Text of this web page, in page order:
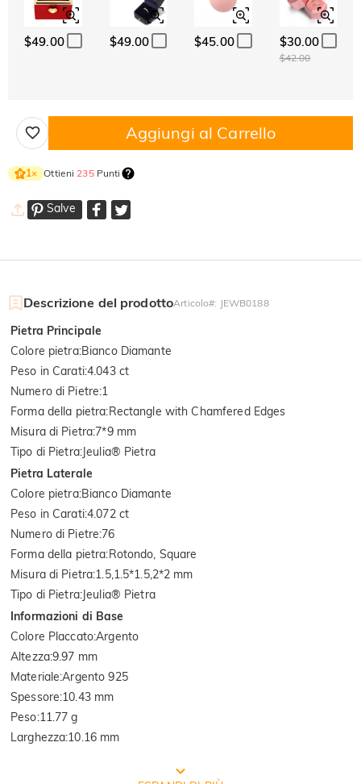
$49.00 $49.00 $45.00 $30.00
$42.00
Aggiungi al Carrello
1× Ottieni 235Punti
Salve
Descrizione del prodottoArticolo#: JEWB0188
Pietra Principale
Colore pietra:Bianco Diamante
Peso in Carati:4.043 ct
Numero di Pietre:1
Forma della pietra:Rectangle with Chamfered Edges
Misura di Pietra:7*9 mm
Tipo di Pietra:Jeulia® Pietra
Pietra Laterale
Colore pietra:Bianco Diamante
Peso in Carati:4.072 ct
Numero di Pietre:76
Forma della pietra:Rotondo, Square
Misura di Pietra:1.5,1.5*1.5,2*2 mm
Tipo di Pietra:Jeulia® Pietra
Informazioni di Base
Colore Placcato:Argento
Altezza:9.97 mm
Materiale:Argento 925
Spessore:10.43 mm
Peso:11.77 g
Larghezza:10.16 mm